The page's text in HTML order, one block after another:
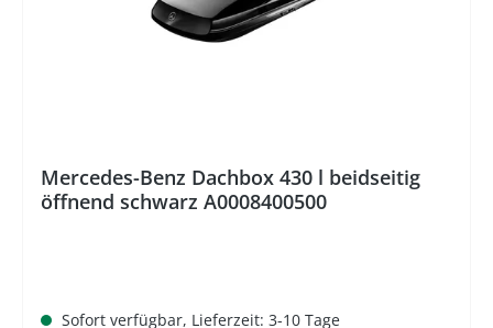
Mercedes-Benz Dachbox 430 l beidseitig
öffnend schwarz A0008400500
Sofort verfügbar, Lieferzeit: 3-10 Tage